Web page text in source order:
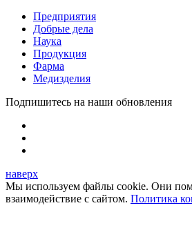
Предприятия
Добрые дела
Наука
Продукция
Фарма
Медизделия
Подпишитесь на наши обновления
наверх
Мы используем файлы cookie. Они
взаимодействие с сайтом. Политика